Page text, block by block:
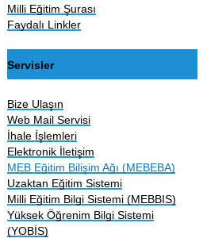
Milli Eğitim Şurası
Faydalı Linkler
Servisler
Bize Ulaşın
Web Mail Servisi
İhale İşlemleri
Elektronik İletişim
MEB Eğitim Bilişim Ağı (MEBEBA)
Uzaktan Eğitim Sistemi
Milli Eğitim Bilgi Sistemi (MEBBIS)
Yüksek Öğrenim Bilgi Sistemi
(YOBİS)